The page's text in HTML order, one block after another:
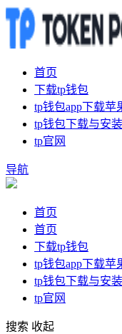
首页
下载tp钱包
tp钱包app下载苹
tp钱包下载与安装
tp官网
导航
首页
首页
下载tp钱包
tp钱包app下载苹
tp钱包下载与安装
tp官网
搜索 收起